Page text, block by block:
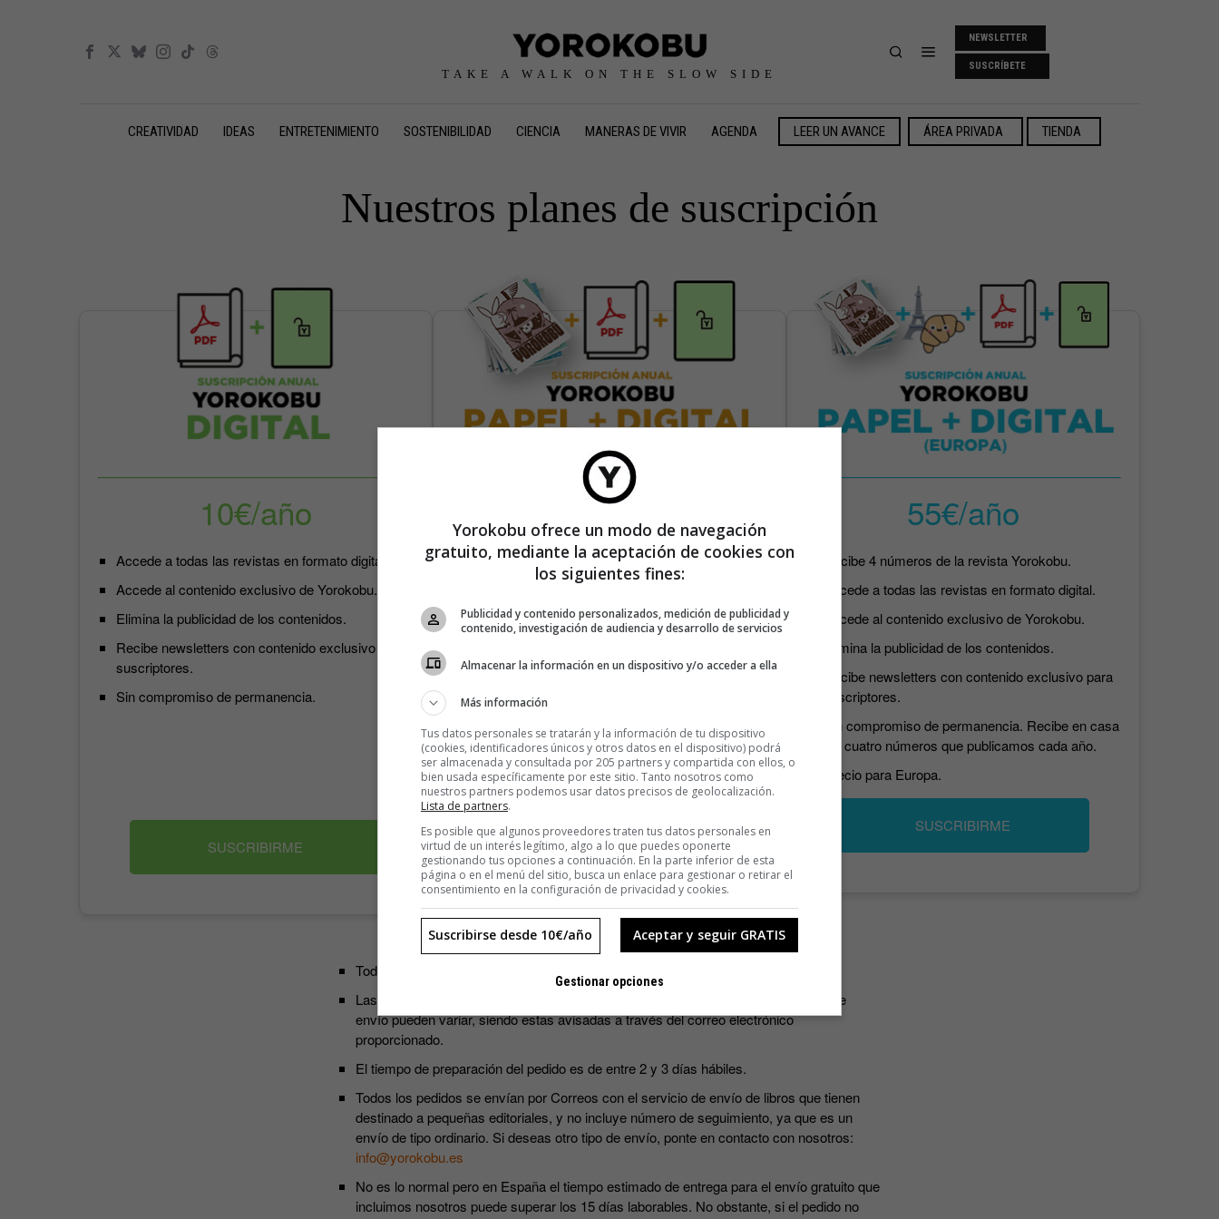
TAKE A WALK ON THE SLOW SIDE
NEWSLETTER
SUSCRÍBETE
CREATIVIDAD IDEAS ENTRETENIMIENTO SOSTENIBILIDAD CIENCIA MANERAS DE VIVIR AGENDA LEER UN AVANCE ÁREA PRIVADA TIENDA
Nuestros planes de suscripción
10€/año
Accede a todas las revistas en formato digital.
Accede al contenido exclusivo de Yorokobu.
Elimina la publicidad de los contenidos.
Recibe newsletters con contenido exclusivo para
suscriptores.
Sin compromiso de permanencia.
SUSCRIBIRME
35€/año
Recibe 4 números de la revista Yorokobu.
Accede a todas las revistas en formato digital.
Accede al contenido exclusivo de Yorokobu.
Recibe newsletters con contenido exclusivo para
suscriptores.
Sin compromiso de permanencia. Recibe en casa
los cuatro números que publicamos cada año.
Precio para la península y Baleares.
SUSCRIBIRME
55€/año
Recibe 4 números de la revista Yorokobu.
Accede a todas las revistas en formato digital.
Accede al contenido exclusivo de Yorokobu.
Elimina la publicidad de los contenidos.
Recibe newsletters con contenido exclusivo para
suscriptores.
Sin compromiso de permanencia. Recibe en casa
los cuatro números que publicamos cada año.
Precio para Europa.
SUSCRIBIRME
Todos los precios incluyen IVA.
Las suscripciones incluyen los cuatro números que se editan al año. Las fechas de
envío pueden variar, siendo estas avisadas a través del correo electrónico
proporcionado.
El tiempo de preparación del pedido es de entre 2 y 3 días hábiles.
Todos los pedidos se envían por Correos con el servicio de envío de libros que tienen
destinado a pequeñas editoriales, y no incluye número de seguimiento, ya que es un
envío de tipo ordinario. Si deseas otro tipo de envío, ponte en contacto con nosotros:
info@yorokobu.es
No es lo normal pero en España el tiempo estimado de entrega para el envío gratuito que
incluimos nosotros puede superar los 15 días laborables. No obstante, si el pedido no
Yorokobu ofrece un modo de navegación
gratuito, mediante la aceptación de cookies con
los siguientes fines:
Publicidad y contenido personalizados, medición de publicidad y
contenido, investigación de audiencia y desarrollo de servicios
Almacenar la información en un dispositivo y/o acceder a ella
Más información
Tus datos personales se tratarán y la información de tu dispositivo
(cookies, identificadores únicos y otros datos en el dispositivo) podrá
ser almacenada y consultada por 205 partners y compartida con ellos, o
bien usada específicamente por este sitio. Tanto nosotros como
nuestros partners podemos usar datos precisos de geolocalización.
Lista de partners.
Es posible que algunos proveedores traten tus datos personales en
virtud de un interés legítimo, algo a lo que puedes oponerte
gestionando tus opciones a continuación. En la parte inferior de esta
página o en el menú del sitio, busca un enlace para gestionar o retirar el
consentimiento en la configuración de privacidad y cookies.
Aceptar y seguir GRATIS
Suscribirse desde 10€/año
Gestionar opciones